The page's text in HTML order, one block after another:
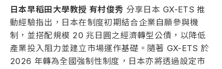
日本早稻田大學教授 有村俊秀 分享日本 GX-ETS 推
動經驗指出，日本在制度初期結合企業自願參與機
制，並搭配規模 20 兆日圓之經濟轉型公債，以降低
產業投入阻力並建立市場運作基礎。隨著 GX-ETS 於
2026 年轉為全國強制性制度，日本亦將透過設定市